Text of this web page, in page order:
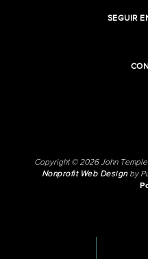
SEGUIR
Copyright © 2026 John
Nonprofit Web Designby